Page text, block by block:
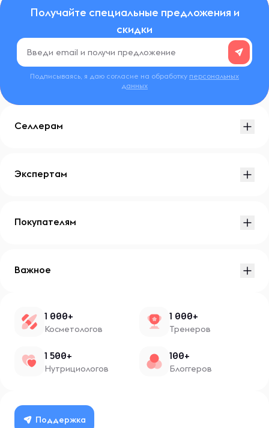
Получайте специальные предложения и
скидки
Подписываясь, я даю согласие на обработку персональных
данных
Селлерам
Экспертам
Покупателям
Важное
1 000+
Косметологов
1 000+
Тренеров
1 500+
Нутрициологов
100+
Блоггеров
Поддержка